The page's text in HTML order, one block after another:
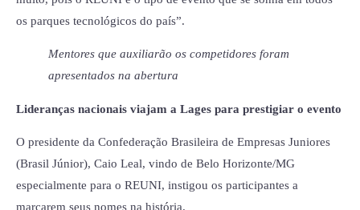
os parques tecnológicos do país”.
Mentores que auxiliarão os competidores foram
apresentados na abertura
Lideranças nacionais viajam a Lages para prestigiar o evento
O presidente da Confederação Brasileira de Empresas Juniores
(Brasil Júnior), Caio Leal, vindo de Belo Horizonte/MG
especialmente para o REUNI, instigou os participantes a
marcarem seus nomes na história.